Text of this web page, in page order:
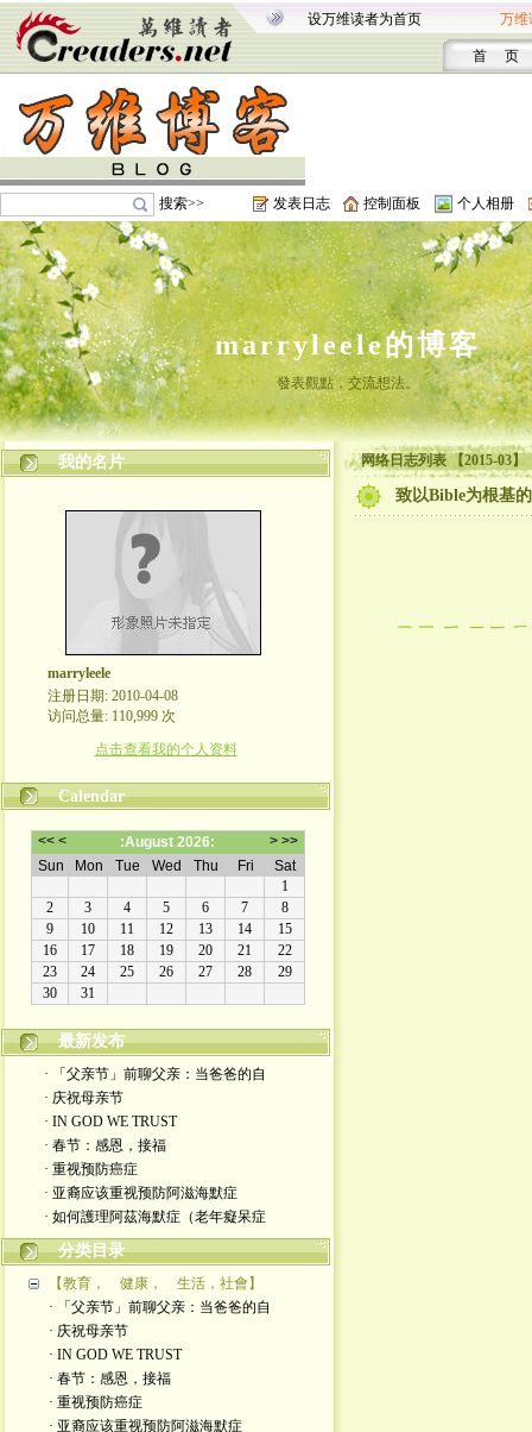
设万维读者为首页 万维
首 页
搜索>> 发表日志 控制面板 个人相册
marryleele的博客
發表觀點，交流想法。
我的名片
marryleele
注册日期: 2010-04-08
访问总量: 110,999 次
点击查看我的个人资料
Calendar
最新发布
· 「父亲节」前聊父亲：当爸爸的自
· 庆祝母亲节
· IN GOD WE TRUST
· 春节：感恩，接福
· 重视预防癌症
· 亚裔应该重视预防阿滋海默症
· 如何護理阿茲海默症（老年癡呆症
分类目录
【教育， 健康， 生活，社會】
· 「父亲节」前聊父亲：当爸爸的自
· 庆祝母亲节
· IN GOD WE TRUST
· 春节：感恩，接福
· 重视预防癌症
· 亚裔应该重视预防阿滋海默症
网络日志列表 【2015-03】
致以Bible为根基